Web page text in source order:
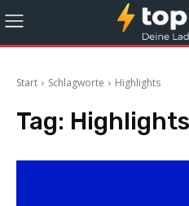
Start Schlagworte Highlights
Tag: Highlights